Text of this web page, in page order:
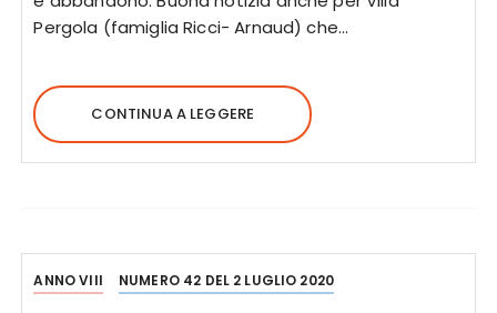
Pergola (famiglia Ricci- Arnaud) che…
CONTINUA A LEGGERE
ANNO VIII NUMERO 42 DEL 2 LUGLIO 2020